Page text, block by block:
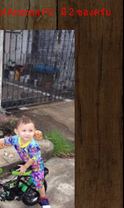
Arizona F2 มี 2 ซองครับ